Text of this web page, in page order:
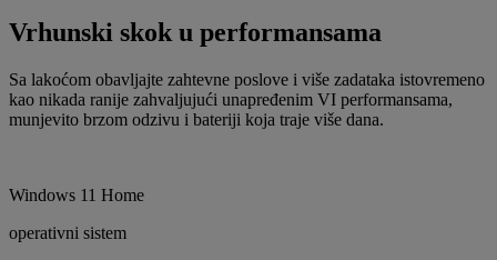
Vrhunski skok u performansama
Sa lakoćom obavljajte zahtevne poslove i više zadataka istovremeno
kao nikada ranije zahvaljujući unapređenim VI performansama,
munjevito brzom odzivu i bateriji koja traje više dana.
Windows 11 Home
operativni sistem